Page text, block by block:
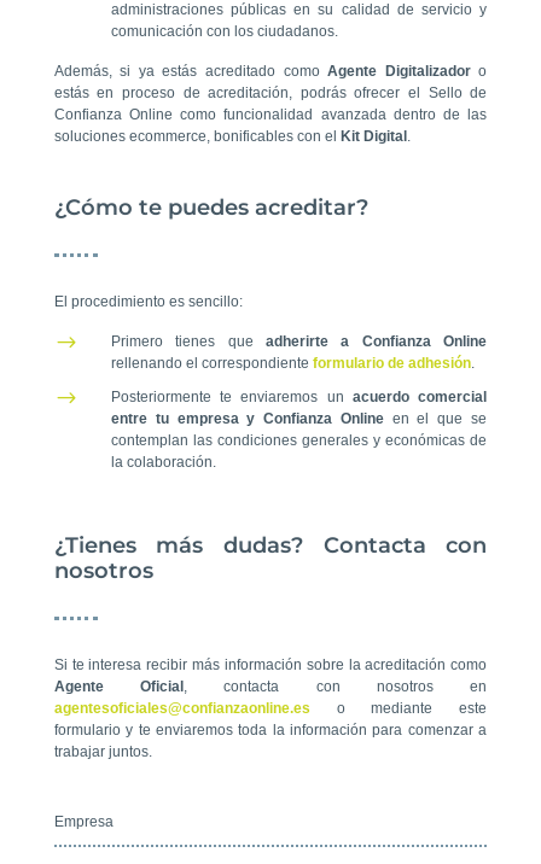
administraciones públicas en su calidad de servicio y
comunicación con los ciudadanos.
Además, si ya estás acreditado comoAgente Digitalizadoro
estás en proceso de acreditación, podrás ofrecer el Sello de
Confianza Online como funcionalidad avanzada dentro de las
soluciones ecommerce, bonificables con el
Kit Digital .
¿Cómo te puedes acreditar?
El procedimiento es sencillo:
$ Primero tienes que adherirte a Confianza Online
rellenando el correspondiente formulario de adhesión.
$ Posteriormente te enviaremos un acuerdo comercial
entre tu empresa y Confianza Onlineen el que se
contemplan las condiciones generales y económicas de
la colaboración.
¿Tienes más dudas? Contacta con
nosotros
Si te interesa recibir más información sobre la acreditación como
Agente Oficial , contacta con nosotros en
agentesoficiales@confianzaonline.es o mediante este
formulario y te enviaremos toda la información para comenzar a
trabajar juntos.